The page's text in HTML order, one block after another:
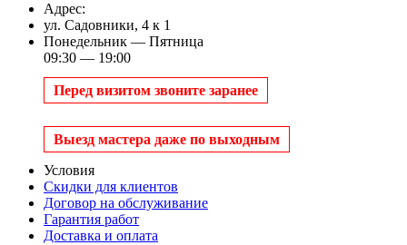
Адрес:
ул. Садовники, 4 к 1
Понедельник — Пятница
09:30 — 19:00
Перед визитом звоните заранее
Выезд мастера даже по выходным
Условия
Скидки для клиентов
Договор на обслуживание
Гарантия работ
Доставка и оплата